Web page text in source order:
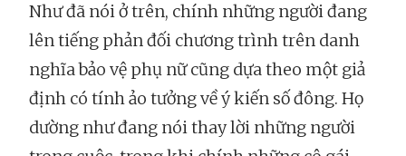
Như đã nói ở trên, chính những người đang
lên tiếng phản đối chương trình trên danh
nghĩa bảo vệ phụ nữ cũng dựa theo một giả
định có tính ảo tưởng về ý kiến số đông. Họ
dường như đang nói thay lời những người